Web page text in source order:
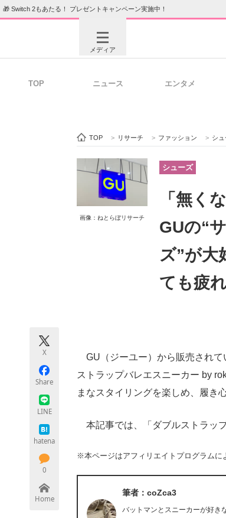
🎁 Switch 2もあたる！ プレゼントキャンペーン実施中！
メディア
ビジネスと働き方のヒント
ITエンジニア向け専門サイト
TOP ニュース エンタメ
TOP > リサーチ > ファッション > シ
画像：ねとらぼリサーチ
シューズ
「無く
GUの“
ズ”が
ても疲
X
Share
LINE
hatena
0
Home
GU（ジーユー）から販売されて
ストラップバレエスニーカー by
まなスタイリングを楽しめ、履き
本記事では、「ダブルストラッ
※本ページはアフィリエイトプログラムに
筆者：coZca3
バットマンとスニーカーが好き